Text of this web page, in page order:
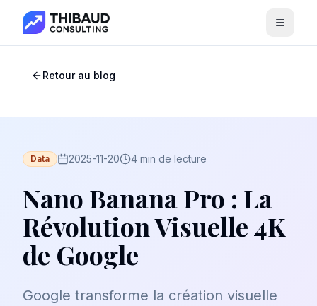
Menu
Retour au blog
Data 2025-11-20 4 min de lecture
Nano Banana Pro : La
Révolution Visuelle 4K
de Google
Google transforme la création visuelle